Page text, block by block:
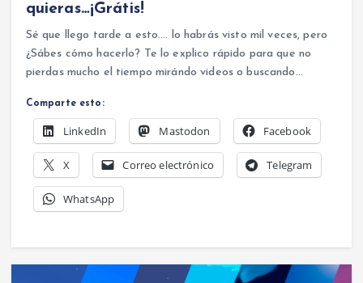
quieras…¡Grátis!
Sé que llego tarde a esto…. lo habrás visto mil veces, pero
¿Sábes cómo hacerlo? Te lo explico rápido para que no
pierdas mucho el tiempo mirándo videos o buscando…
Comparte esto:
LinkedIn Mastodon Facebook
X Correo electrónico Telegram
WhatsApp